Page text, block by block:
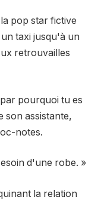
pop star fictive
taxi jusqu'à un
retrouvailles
pourquoi tu es
son assistante,
notes.
d'une robe. »
la relation